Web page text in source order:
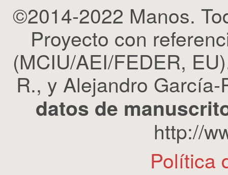
©2014-2022 Manos.
Proyecto con
(MCIU/AEI/FEDER,
R., y Alejandro
datos de
http://
Política